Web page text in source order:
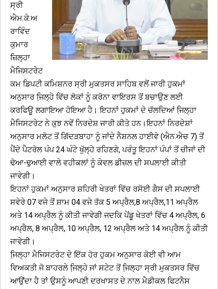
ਸ੍ਰੀ
ਐਮ.ਕੇ.ਅ
ਰਾਵਿੰਦ
ਕੁਮਾਰ
ਜ਼ਿਲ੍ਹਾ
ਮੈਜਿਸਟਰੇਟ
ਕਮ ਡਿਪਟੀ ਕਮਿਸ਼ਨਰ ਸ੍ਰੀ ਮੁਕਤਸਰ ਸਾਹਿਬ ਵਲੋਂ ਜਾਰੀ ਹੁਕਮਾਂ
ਅਨੁਸਾਰ ਜਿ਼ਲ੍ਹੇ ਵਿੱਚ ਲੋਕਾਂ ਨੂੰ ਕਰੋਨਾ ਵਾਇਰਸ ਤੋਂ ਬਚਾਉਣ ਲਈ
ਕਰਫਿਊ ਲਗਾਇਆ ਹੋਇਆ ਹੈ। ਇਹਨਾਂ ਹੁਕਮਾਂ ਦੇ ਚੱਲਦਿਆਂ ਜਿ਼ਲ੍ਹਾ
ਮੈਜਿਸਟਰੇਟ ਨੇ ਕੁਝ ਨਵੇਂ ਨਿਰਦੇਸ਼ ਜਾਰੀ ਕੀਤੇ ਹਨ।ਇਹਨਾਂ ਨਿਰਦੇਸ਼ਾਂ
ਅਨੁਸਾਰ ਮਲੋਟ ਤੋਂ ਗਿੱਦੜਬਾਹਾ ਨੂੰ ਜਾਂਦੇ ਨੈਸ਼ਨਲ ਹਾਈਵੇ (ਐਨ.ਐਚ 7) ਤੋਂ
ਪੈਂਦੇ ਪੈਟਰੋਲ ਪੰਪ 24 ਘੰਟੇ ਖੁੱਲ੍ਹੇ ਰਹਿਣਗੇ, ਪਰੰਤੂ ਇਹਨਾਂ ਪੰਪਾਂ ਤੋਂ ਚੀਜਾਂ ਦੀ
ਢੋਆ-ਢੁਆਈ ਵਾਲੇ ਵਹੀਕਲਾਂ ਨੂੰ ਕੇਵਲ ਡੀਜ਼ਲ ਦੀ ਸਪਲਾਈ ਕੀਤੀ
ਜਾਵੇਗੀ।
ਇਹਨਾਂ ਹੁਕਮਾਂ ਅਨੁਸਾਰ ਸ਼ਹਿਰੀ ਖੇਤਰਾਂ ਵਿੱਚ ਰਸੋਈ ਗੈਸ ਦੀ ਸਪਲਾਈ
ਸਵੇਰੇ 07 ਵਜੇ ਤੋਂ ਸ਼ਾਮ 04 ਵਜੇ ਤੱਕ 5 ਅਪ੍ਰੈਲ,8 ਅਪ੍ਰੈਲ,11 ਅਪ੍ਰੈਲ
ਅਤੇ 14 ਅਪ੍ਰੈਲ ਨੂੰ ਕੀਤੀ ਜਾਵੇਗੀ ਜਦਕਿ ਪੇਂਡੂ ਖੇਤਰਾਂ ਵਿੱਚ 4 ਅਪ੍ਰੈਲ, 6
ਅਪ੍ਰੈਲ, 8 ਅਪ੍ਰੈਲ, 10 ਅਪ੍ਰੈਲ, 12 ਅਪ੍ਰੈਲ ਅਤੇ 14 ਅਪ੍ਰੈਲ ਨੂੰ ਕੀਤੀ
ਜਾਵੇਗੀ।
ਜਿ਼ਲ੍ਹਾ ਮੈਜਿਸਟਰੇਟ ਦੇ ਇੱਕ ਹੋਰ ਹੁਕਮ ਅਨੁਸਾਰ ਕੋਈ ਵੀ ਆਮ
ਵਿਅਕਤੀ ਜੋ ਬਾਹਰਲੇ ਜਿ਼ਲ੍ਹੇ ਜਾਂ ਸਟੇਟ ਤੋਂ ਜਿ਼ਲ੍ਹਾ ਸ੍ਰੀ ਮੁਕਤਸਰ ਵਿੱਚ
ਆਉਂਦਾ ਹੈ ਤਾਂ ਉਸਨੂੰ ਆਪਣੀ ਦਰਖਾਸਤ ਦੇ ਨਾਲ ਮੈਡੀਕਲ ਫਿਟਨੈਸ